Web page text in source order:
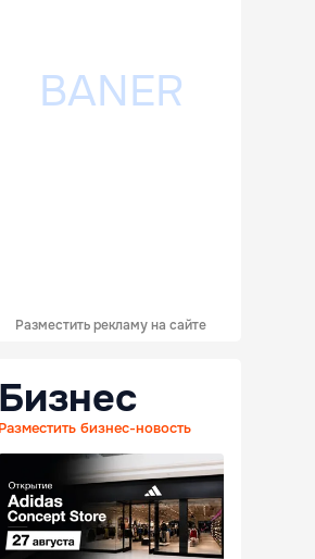
Разместить рекламу на сайте
Бизнес
Разместить бизнес-новость